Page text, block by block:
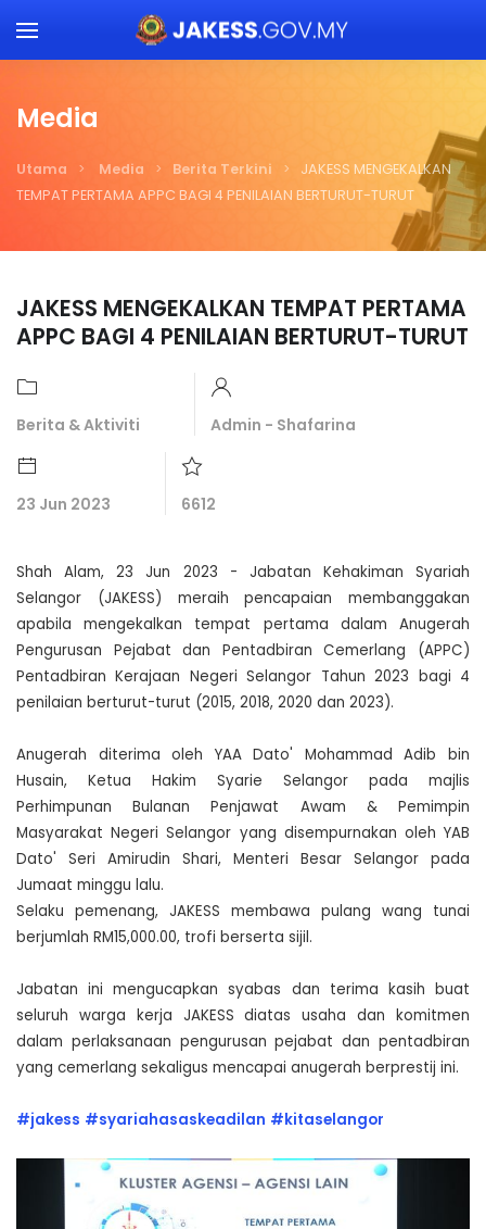
Skip to main content
Media
Utama Media Berita Terkini
JAKESS MENGEKALKAN
TEMPAT PERTAMA APPC BAGI 4 PENILAIAN BERTURUT-TURUT
JAKESS MENGEKALKAN TEMPAT PERTAMA
APPC BAGI 4 PENILAIAN BERTURUT-TURUT
Berita & Aktiviti Admin - Shafarina
23 Jun 2023 6612
Shah Alam, 23 Jun 2023 - Jabatan Kehakiman Syariah
Selangor (JAKESS) meraih pencapaian membanggakan
apabila mengekalkan tempat pertama dalam Anugerah
Pengurusan Pejabat dan Pentadbiran Cemerlang (APPC)
Pentadbiran Kerajaan Negeri Selangor Tahun 2023 bagi 4
penilaian berturut-turut (2015, 2018, 2020 dan 2023).
Anugerah diterima oleh YAA Dato' Mohammad Adib bin
Husain, Ketua Hakim Syarie Selangor pada majlis
Perhimpunan Bulanan Penjawat Awam & Pemimpin
Masyarakat Negeri Selangor yang disempurnakan oleh YAB
Dato' Seri Amirudin Shari, Menteri Besar Selangor pada
Jumaat minggu lalu.
Selaku pemenang, JAKESS membawa pulang wang tunai
berjumlah RM15,000.00, trofi berserta sijil.
Jabatan ini mengucapkan syabas dan terima kasih buat
seluruh warga kerja JAKESS diatas usaha dan komitmen
dalam perlaksanaan pengurusan pejabat dan pentadbiran
yang cemerlang sekaligus mencapai anugerah berprestij ini.
#jakess #syariahasaskeadilan #kitaselangor